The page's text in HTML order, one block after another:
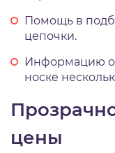
Помощь в
цепочки.
Информацию о
носке
цены